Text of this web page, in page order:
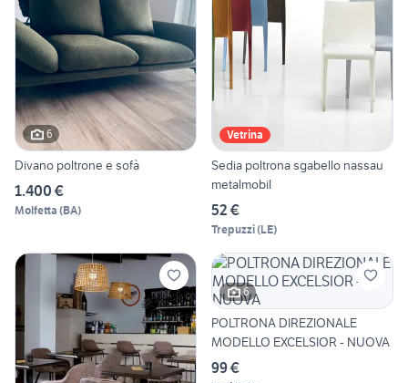
6
Divano poltrone e sofà
1.400 €
Molfetta (BA)
Vetrina
Sedia poltrona sgabello nassau
metalmobil
52 €
Trepuzzi(LE)
6
POLTRONA DIREZIONALE
MODELLO EXCELSIOR - NUOVA
99 €